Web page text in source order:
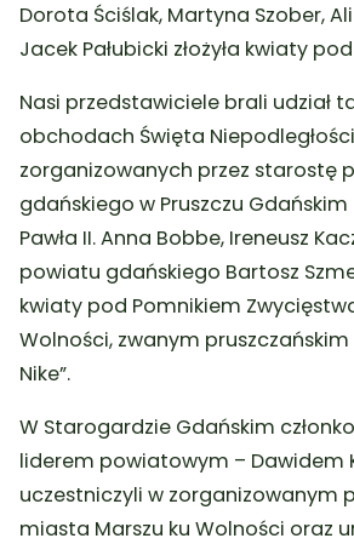
Dorota Ściślak, Martyna Szober,
Jacek Pałubicki złożyła kwiaty
Nasi przedstawiciele brali udział
obchodach Święta Niepodległości
zorganizowanych przez starostę
gdańskiego w Pruszczu
Pawła II. Anna Bobbe, Ireneusz
powiatu gdańskiego Bartosz
kwiaty pod Pomnikiem
Wolności, zwanym pruszczańskim
Nike”.
W Starogardzie Gdańskim
liderem powiatowym – Dawidem
uczestniczyli w zorganizowanym
miasta Marszu ku Wolności oraz